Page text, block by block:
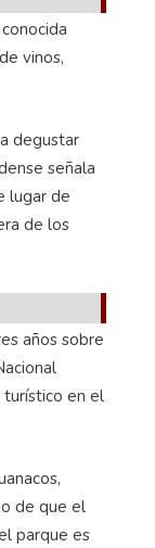
vinos,
degustar
señala
lugar de
de los
años sobre
turístico en el
de que el
parque es